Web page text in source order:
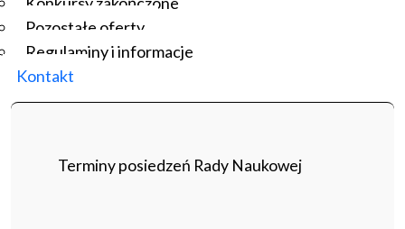
Pozostałe oferty
Regulaminy i informacje
Kontakt
Terminy posiedzeń Rady Naukowej